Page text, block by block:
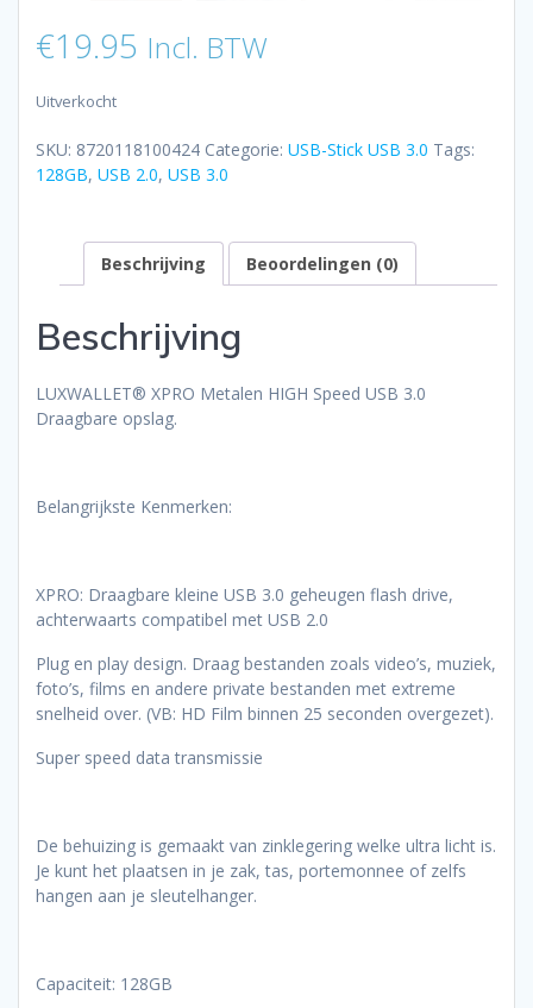
€19.95 Incl. BTW
Uitverkocht
SKU: 8720118100424 Categorie: USB-Stick USB 3.0 Tags:
128GB, USB 2.0, USB 3.0
Beschrijving Beoordelingen (0)
Beschrijving
LUXWALLET® XPRO Metalen HIGH Speed USB 3.0
Draagbare opslag.
Belangrijkste Kenmerken:
XPRO: Draagbare kleine USB 3.0 geheugen flash drive,
achterwaarts compatibel met USB 2.0
Plug en play design. Draag bestanden zoals video’s, muziek,
foto’s, films en andere private bestanden met extreme
snelheid over. (VB: HD Film binnen 25 seconden overgezet).
Super speed data transmissie
De behuizing is gemaakt van zinklegering welke ultra licht is.
Je kunt het plaatsen in je zak, tas, portemonnee of zelfs
hangen aan je sleutelhanger.
Capaciteit: 128GB